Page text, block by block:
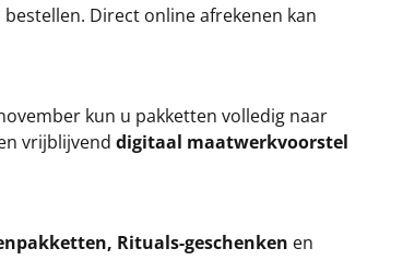
Direct online afrekenen kan
kun u pakketten volledig naar
vrijblijvend digitaal maatwerkvoorstel
, Rituals-geschenken en